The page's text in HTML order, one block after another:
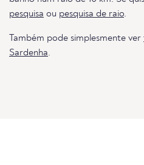
pesquisa ou pesquisa de raio.
Também pode simplesmente ver
Sardenha.